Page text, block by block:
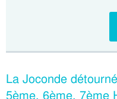
La Joconde
5ème, 6ème, 7ème